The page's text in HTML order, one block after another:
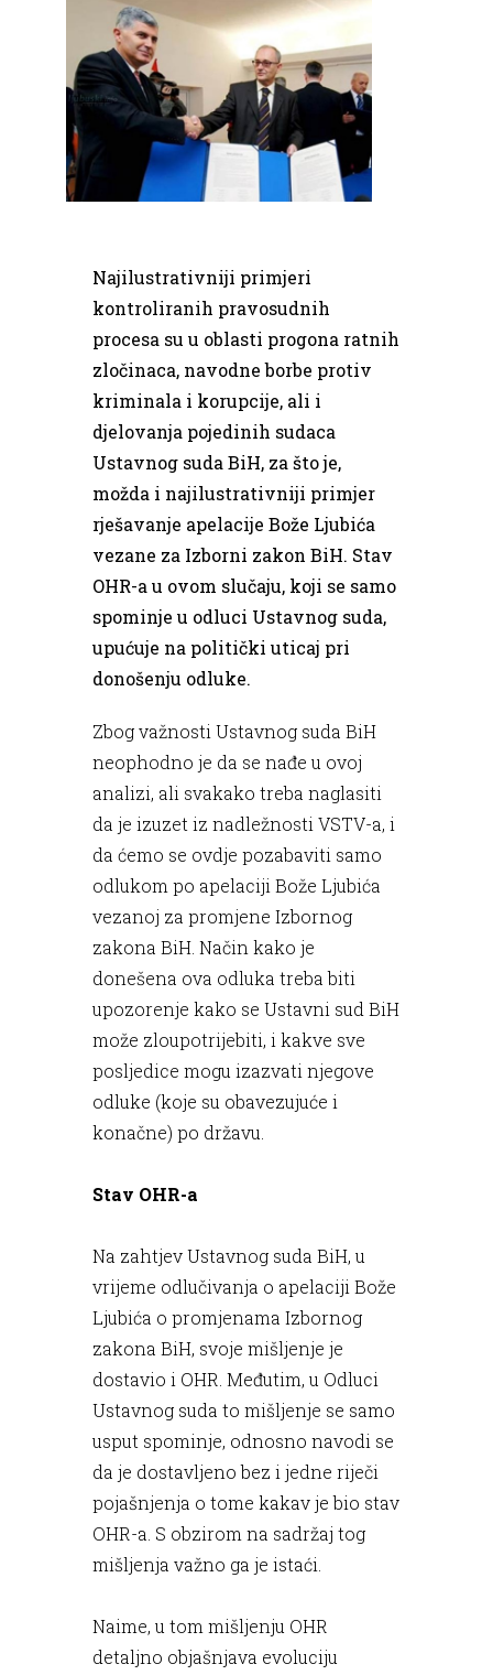
Najilustrativniji primjeri
kontroliranih pravosudnih
procesa su u oblasti progona ratnih
zločinaca, navodne borbe protiv
kriminala i korupcije, ali i
djelovanja pojedinih sudaca
Ustavnog suda BiH, za što je,
možda i najilustrativniji primjer
rješavanje apelacije Bože Ljubića
vezane za Izborni zakon BiH. Stav
OHR-a u ovom slučaju, koji se samo
spominje u odluci Ustavnog suda,
upućuje na politički uticaj pri
donošenju odluke.
Zbog važnosti Ustavnog suda BiH
neophodno je da se nađe u ovoj
analizi, ali svakako treba naglasiti
da je izuzet iz nadležnosti VSTV-a, i
da ćemo se ovdje pozabaviti samo
odlukom po apelaciji Bože Ljubića
vezanoj za promjene Izbornog
zakona BiH. Način kako je
donešena ova odluka treba biti
upozorenje kako se Ustavni sud BiH
može zloupotrijebiti, i kakve sve
posljedice mogu izazvati njegove
odluke (koje su obavezujuće i
konačne) po državu.
Stav OHR-a
Na zahtjev Ustavnog suda BiH, u
vrijeme odlučivanja o apelaciji Bože
Ljubića o promjenama Izbornog
zakona BiH, svoje mišljenje je
dostavio i OHR. Međutim, u Odluci
Ustavnog suda to mišljenje se samo
usput spominje, odnosno navodi se
da je dostavljeno bez i jedne riječi
pojašnjenja o tome kakav je bio stav
OHR-a. S obzirom na sadržaj tog
mišljenja važno ga je istaći.
Naime, u tom mišljenju OHR
detaljno objašnjava evoluciju